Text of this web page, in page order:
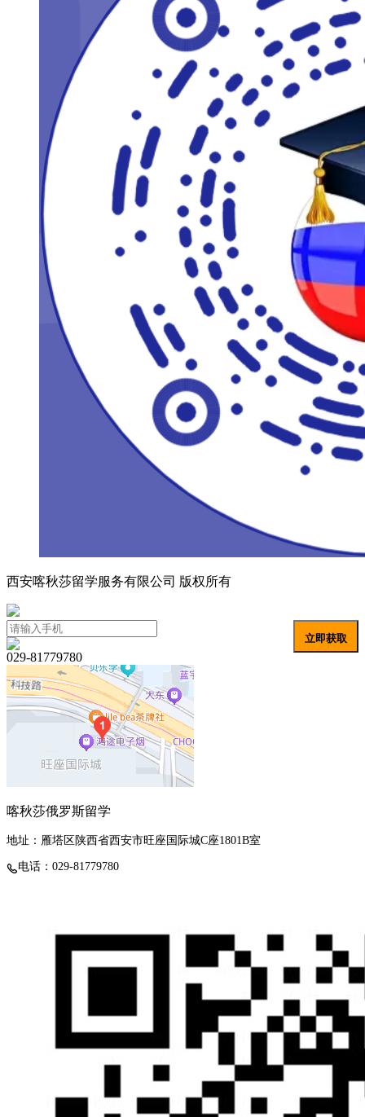
西安喀秋莎留学服务有限公司 版权所有
立即获取
029-81779780
喀秋莎俄罗斯留学
地址：雁塔区陕西省西安市旺座国际城C座1801B室
电话：029-81779780